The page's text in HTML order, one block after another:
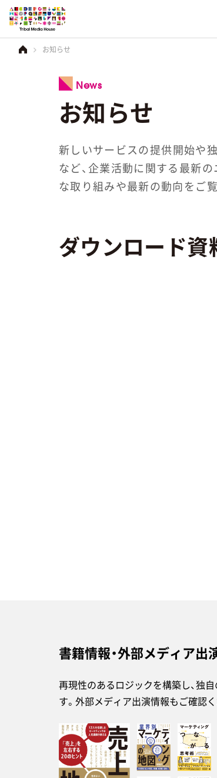
得意分野
一覧を見る 電化製
日用雑
音楽・
住宅
サービス
一覧を見る
会社情報
一覧を見る
お知らせ
News
お知らせ
新しいサービスの提供開始や
など、企業活動に関する最新
な取り組みや最新の動向をご覧
ダウンロード資
書籍情報・外部メディア出
再現性のあるロジックを構築し、独
す。外部メディア出演情報もご確認く